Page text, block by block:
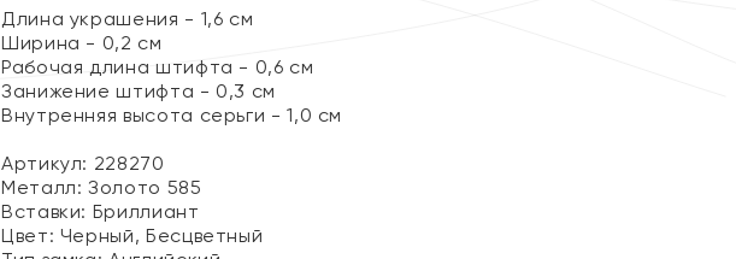
Длина украшения - 1,6 см
Ширина - 0,2 см
Рабочая длина штифта - 0,6 см
Занижение штифта - 0,3 см
Внутренняя высота серьги - 1,0 см
Артикул: 228270
Металл:Золото 585
Вставки: Бриллиант
Цвет: Черный, Бесцветный